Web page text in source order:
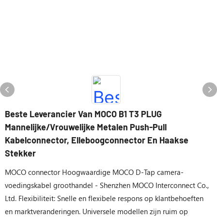
Beste Leverancier Van MOCO B1 T3 PLUG
Mannelijke/vrouwelijke Metalen Push-Pull
Kabelconnector, Elleboogconnector En Haakse
Stekker
MOCO connector Hoogwaardige MOCO D-Tap camera-
voedingskabel groothandel - Shenzhen MOCO Interconnect Co.,
Ltd. Flexibiliteit: Snelle en flexibele respons op klantbehoeften
en marktveranderingen. Universele modellen zijn ruim op